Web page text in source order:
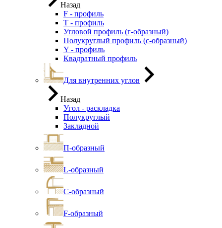
Назад
F - профиль
Т - профиль
Угловой профиль (г-образный)
Полукруглый профиль (с-образный)
Y - профиль
Квадратный профиль
Для внутренних углов
Назад
Угол - раскладка
Полукруглый
Закладной
П-образный
L-образный
С-образный
F-образный